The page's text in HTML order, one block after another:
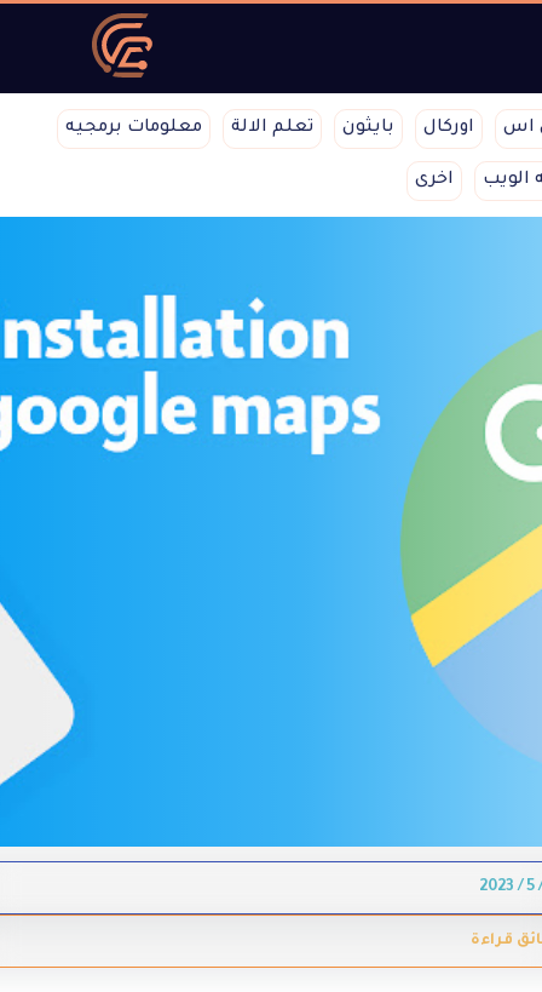
اس اوركال بايثون تعلم الالة معلومات برمجيه
الويب اخرى